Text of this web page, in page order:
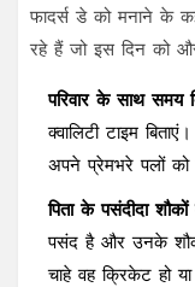
फादर्स डे को मनाने के
रहे हैं जो इस दिन को
परिवार के साथ समय
क्वालिटी टाइम
अपने प्रेमभरे पलों को
पिता के पसंदीदा
पसंद है और उनके
चाहे वह क्रिकेट हो